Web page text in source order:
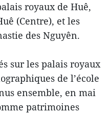
royaux de Huê,
(Centre), et les
des Nguyên.
sur les palais royaux
de l’école
ensemble, en mai
patrimoines